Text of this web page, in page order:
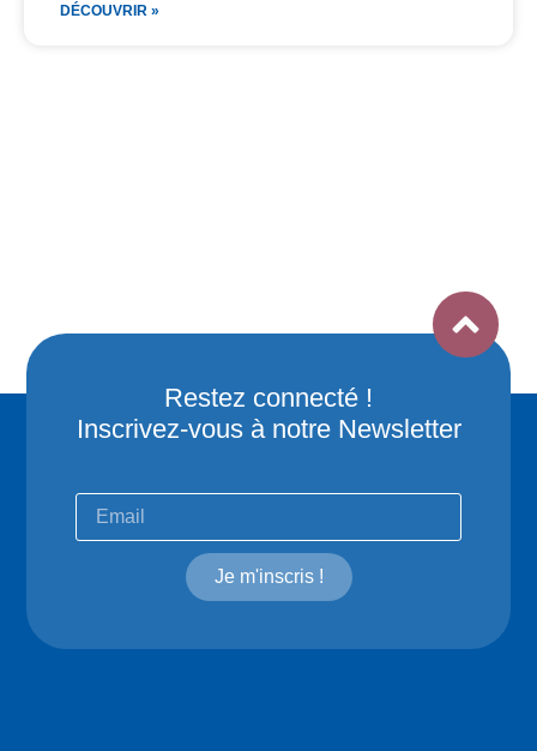
DÉCOUVRIR »
Restez connecté !
Inscrivez-vous à notre Newsletter
Je m'inscris !